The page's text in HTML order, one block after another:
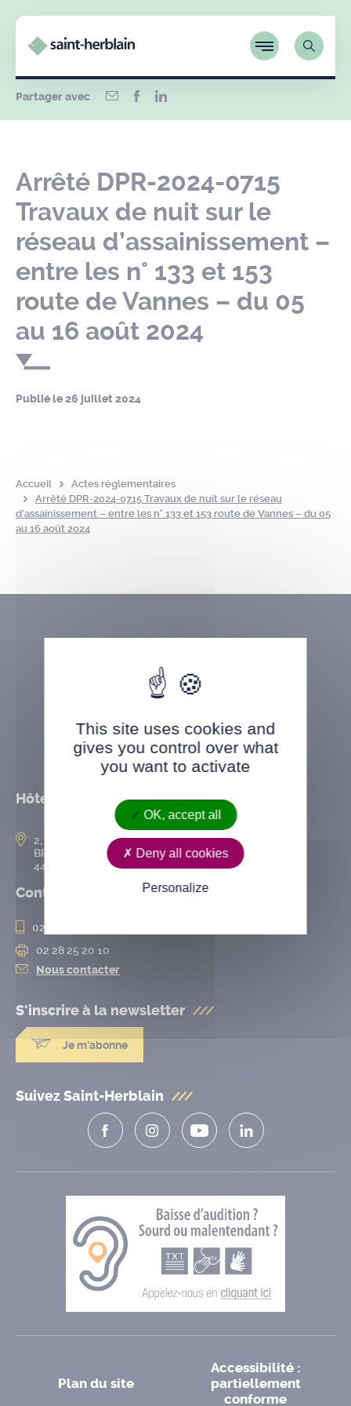
Partager avec
Arrêté DPR-2024-0715
Travaux de nuit sur le
réseau d’assainissement –
entre les n° 133 et 153
route de Vannes – du 05
au 16 août 2024
Publié le26 juillet 2024
Accueil
Actes réglementaires
Arrêté DPR-2024-0715 Travaux de nuit sur le réseau
d’assainissement – entre les n° 133 et 153 route de Vannes – du 05
au 16 août 2024
Hôtel de ville
2, rue de l’Hôtel-de-Ville
BP 50167
44802 Saint-Herblain cedex
Contact
02 28 25 20 00
02 28 25 20 10
Nous contacter
S'inscrire à la newsletter
Je m'abonne
Suivez Saint-Herblain
Plan du site
Accessibilité :
partiellement
conforme
This site uses cookies and
gives you control over what
you want to activate
OK, accept all
Deny all cookies
Personalize